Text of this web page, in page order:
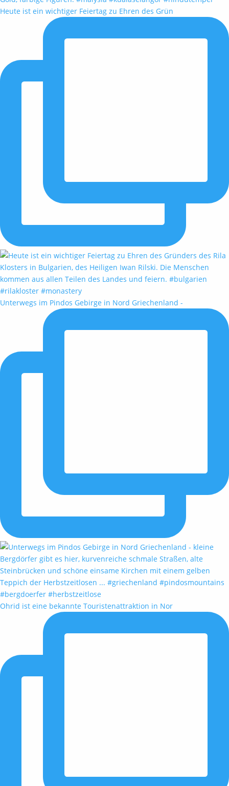
Heute ist ein wichtiger Feiertag zu Ehren des Grün
Unterwegs im Pindos Gebirge in Nord Griechenland -
Ohrid ist eine bekannte Touristenattraktion in Nor